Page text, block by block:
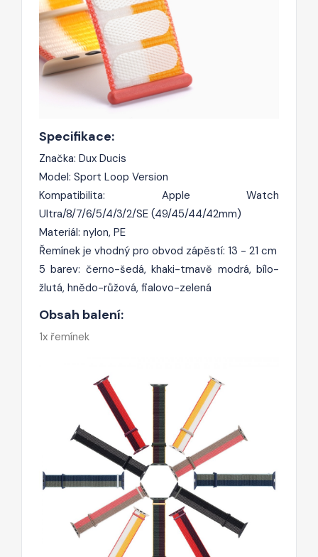
Specifikace:
Značka: Dux Ducis
Model: Sport Loop Version
Kompatibilita: Apple Watch
Ultra/8/7/6/5/4/3/2/SE (49/45/44/42mm)
Materiál: nylon, PE
Řemínek je vhodný pro obvod zápěstí: 13 - 21 cm
5 barev: černo-šedá, khaki-tmavě modrá, bílo-
žlutá, hnědo-růžová, fialovo-zelená
Obsah balení:
1x řemínek